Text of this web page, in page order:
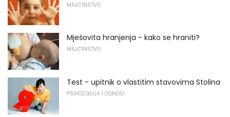
MAJČINSTVO
Mješovita hranjenja - kako se hraniti?
MAJČINSTVO
Test - upitnik o vlastitim stavovima Stolina
PSIHOLOGIJA I ODNOSI